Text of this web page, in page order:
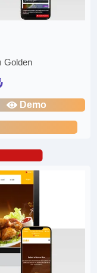
Golden
Demo